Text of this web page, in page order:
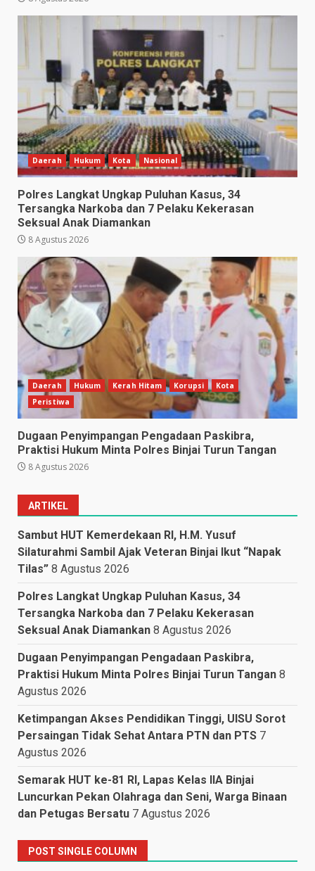
Daerah Hukum Kota Nasional
Polres Langkat Ungkap Puluhan Kasus, 34
Tersangka Narkoba dan 7 Pelaku Kekerasan
Seksual Anak Diamankan
8 Agustus 2026
Daerah Hukum Kerah Hitam Korupsi
Kota
Peristiwa
Dugaan Penyimpangan Pengadaan Paskibra,
Praktisi Hukum Minta Polres Binjai Turun Tangan
8 Agustus 2026
ARTIKEL
Sambut HUT Kemerdekaan RI, H.M. Yusuf
Silaturahmi Sambil Ajak Veteran Binjai Ikut “Napak
Tilas” 8 Agustus 2026
Polres Langkat Ungkap Puluhan Kasus, 34
Tersangka Narkoba dan 7 Pelaku Kekerasan
Seksual Anak Diamankan 8 Agustus 2026
Dugaan Penyimpangan Pengadaan Paskibra,
Praktisi Hukum Minta Polres Binjai Turun Tangan 8
Agustus 2026
Ketimpangan Akses Pendidikan Tinggi, UISU Sorot
Persaingan Tidak Sehat Antara PTN dan PTS 7
Agustus 2026
Semarak HUT ke-81 RI, Lapas Kelas IIA Binjai
Luncurkan Pekan Olahraga dan Seni, Warga Binaan
dan Petugas Bersatu 7 Agustus 2026
POST SINGLE COLUMN